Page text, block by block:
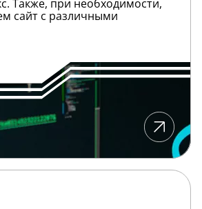
Также, при необходимости,
сайт с различными